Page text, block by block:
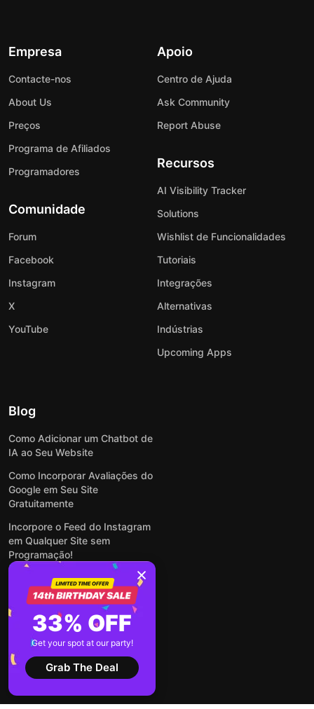
Empresa
Contacte-nos
About Us
Preços
Programa de Afiliados
Programadores
Comunidade
Forum
Facebook
Instagram
X
YouTube
Apoio
Centro de Ajuda
Ask Community
Report Abuse
Recursos
AI Visibility Tracker
Solutions
Wishlist de Funcionalidades
Tutoriais
Integrações
Alternativas
Indústrias
Upcoming Apps
Blog
Como Adicionar um Chatbot de
IA ao Seu Website
Como Incorporar Avaliações do
Google em Seu Site
Gratuitamente
Incorpore o Feed do Instagram
em Qualquer Site sem
Programação!
Como Incorporar Formulários
em Qualquer Site Online e
Gratuitamente
Como Criar Formulário para
WordPress: Simples e Rápido
Ver todas publicações
33% OFF
Get your spot at our party!
Grab The Deal